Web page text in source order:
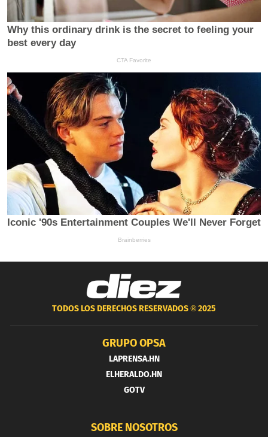
TODOS LOS DERECHOS RESERVADOS ®2025
GRUPO OPSA
LAPRENSA.HN
ELHERALDO.HN
GOTV
SOBRE NOSOTROS